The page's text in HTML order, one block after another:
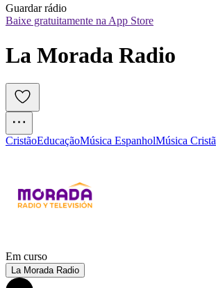
Guardar rádio
Baixe gratuitamente na App Store
La Morada Radio
CristãoEducaçãoMúsica EspanholMúsica Cristã
Em curso
La Morada Radio